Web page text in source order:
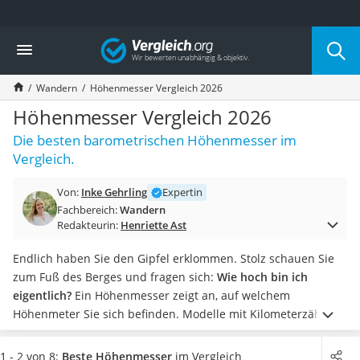
Die beliebtesten Vergleiche nach Kategorie
Freizeit & Sport
Gartentrampolin
Trampolin
Metalldetektor
Eufab-Fahrradträger
Trampolin 366 cm
Fahrradschloss
Futterboot
Air Bike
Trekkingschuhe Herren
Reisetasche mit Rollen
Klimmzugstation
Koffer
Nachtsichtgerät
Faltschloss
Vergleich
Wandern Höhenmesser Vergleich 2026
Höhenmesser Vergleich 2026
Die besten barometrischen Höhenmesser im
Vergleich.
Von: Inke Gehrling
Expertin
Fachbereich:Wandern
Redakteurin: Henriette Ast
Endlich haben Sie den Gipfel erklommen. Stolz schauen Sie
zum Fuß des Berges und fragen sich: Wie hoch bin ich
eigentlich? Ein Höhenmesser zeigt an, auf welchem
Höhenmeter Sie sich befinden. Modelle mit Kilometerzähler
verraten Ihnen außerdem die Distanz, die Sie mit dem Gerät
zurückgelegt haben. Einfache Geräte messen analog und
1 - 2 von 8: Beste Höhenmesser im Vergleich